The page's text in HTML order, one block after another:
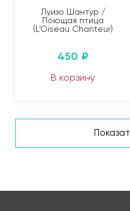
Луизо Шантур /
Поющая птица
(L’Oiseau Chanteur)
450 ₽
В корзину